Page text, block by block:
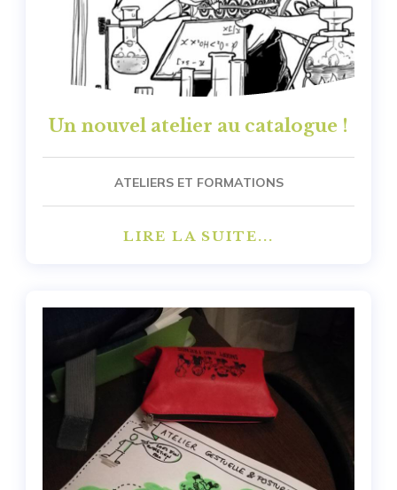
Un nouvel atelier au catalogue !
ATELIERS ET FORMATIONS
LIRE LA SUITE...